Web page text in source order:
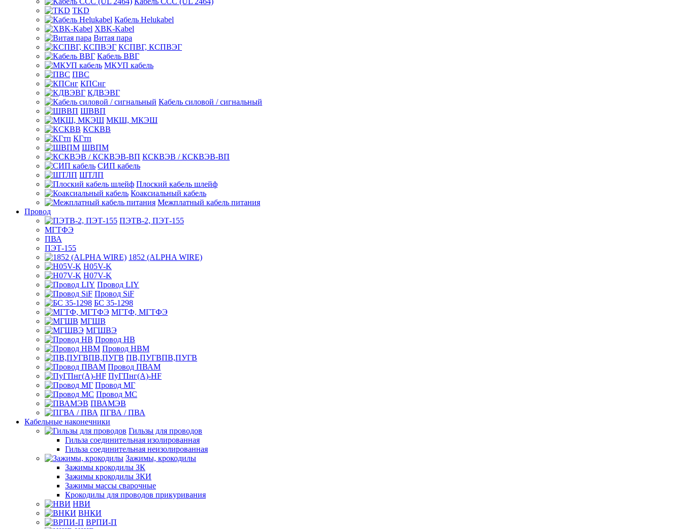
TKD
Кабель Helukabel
XBK-Kabel
Витая пара
КСПВГ, КСПВЭГ
Кабель ВВГ
МКУП кабель
ПВС
КПСнг
КДВЭВГ
Кабель силовой / сигнальный
ШВВП
МКШ, МКЭШ
КСКВВ
КГтп
ШВПМ
КСКВЭВ / КСКВЭВ-ВП
СИП кабель
ШТЛП
Плоский кабель шлейф
Коаксиальный кабель
Межплатный кабель питания
Провод
ПЭТВ-2, ПЭТ-155
МГТФЭ
ПВА
ПЭТ-155
1852 (ALPHA WIRE)
H05V-K
H07V-K
Провод LIY
Провод SiF
БС 35-1298
МГТФ, МГТФЭ
МГШВ
МГШВЭ
Провод НВ
Провод НВМ
ПВ,ПУГВПВ,ПУГВ
Провод ПВАМ
ПуГПнг(A)-HF
Провод МГ
Провод МС
ПВАМЭВ
ПГВА / ПВА
Кабельные наконечники
Гильзы для проводов
Гильза соединительная изолированная
Гильза соединительная неизолированная
Зажимы, крокодилы
Зажимы крокодилы ЗК
Зажимы крокодилы ЗКИ
Зажимы массы сварочные
Крокодилы для проводов прикуривания
НВИ
ВНКИ
ВРПИ-П